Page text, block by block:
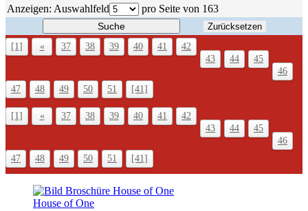
Anzeigen: Auswahlfeld pro Seite von 163
Suche
Zurücksetzen
[1]
« 37 38 39 40 41
42
43
44
45
46
47
48 49 50 51 [41]
[1] « 37 38 39 40 41
42
43
44
45
46
47
48 49 50 51 [41]
House of One